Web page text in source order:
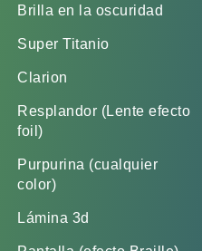
Brilla en la oscuridad
Super Titanio
Clarion
Resplandor (Lente efecto
foil)
Purpurina (cualquier
color)
Lámina 3d